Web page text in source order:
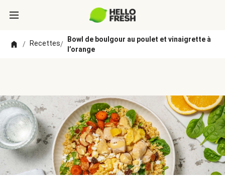
/ Recettes/
Bowl de boulgour au poulet et vinaigrette à
l’orange